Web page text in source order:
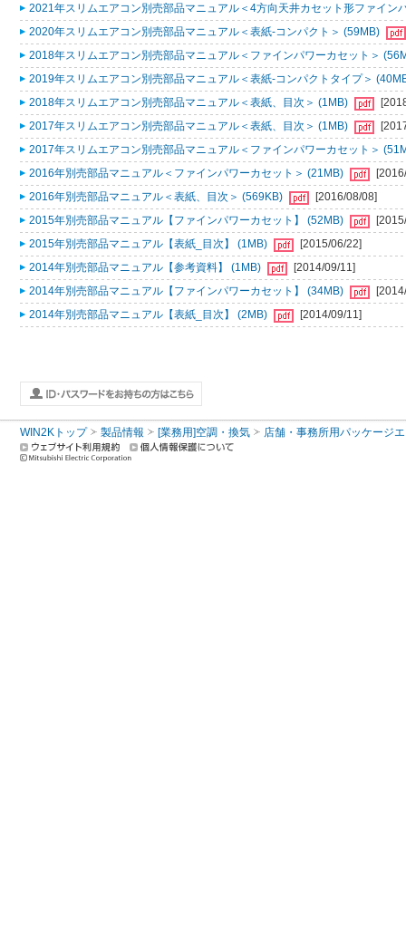
2021年スリムエアコン別売部品マニュアル＜4方向天井カセット形ファイン
2020年スリムエアコン別売部品マニュアル＜表紙-コンパクト＞ (59MB)
2018年スリムエアコン別売部品マニュアル＜ファインパワーカセット＞
2019年スリムエアコン別売部品マニュアル＜表紙-コンパクトタイプ＞
2018年スリムエアコン別売部品マニュアル＜表紙、目次＞ (1MB)
2017年スリムエアコン別売部品マニュアル＜表紙、目次＞ (1MB)
2017年スリムエアコン別売部品マニュアル＜ファインパワーカセット＞
2016年別売部品マニュアル＜ファインパワーカセット＞ (21MB)
2016年別売部品マニュアル＜表紙、目次＞ (569KB)
[2016/08/08]
2015年別売部品マニュアル【ファインパワーカセット】 (52MB)
2015年別売部品マニュアル【表紙_目次】 (1MB)
[2015/06/22]
2014年別売部品マニュアル【参考資料】 (1MB)
[2014/09/11]
2014年別売部品マニュアル【ファインパワーカセット】 (34MB)
2014年別売部品マニュアル【表紙_目次】 (2MB)
[2014/09/11]
WIN2Kトップ 製品情報 [業務用]空調・換気 店舗・事務所用パッケージ